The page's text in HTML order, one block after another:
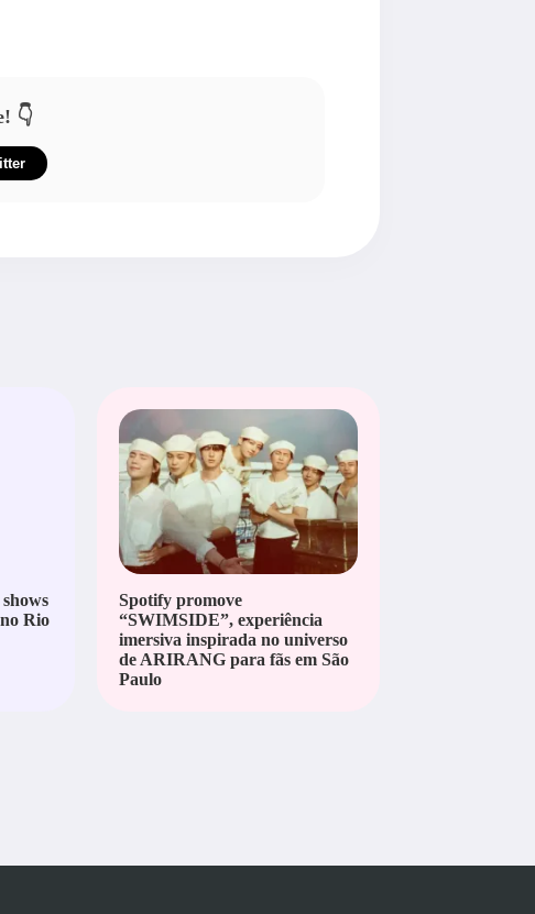
👇
Rio
Spotify promove
“SWIMSIDE”, experiência
imersiva inspirada no universo
de ARIRANG para fãs em São
Paulo